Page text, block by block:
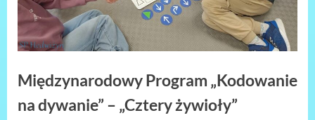
Międzynarodowy Program „Kodowanie
na dywanie” – „Cztery żywioły”